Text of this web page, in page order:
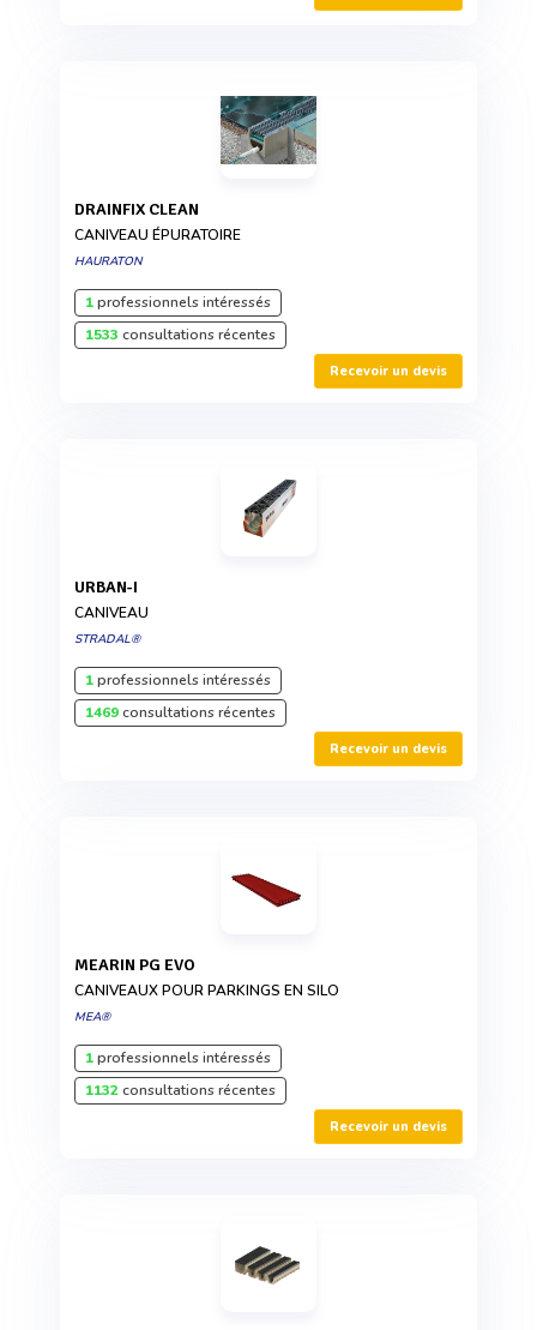
DRAINFIX CLEAN
CANIVEAU ÉPURATOIRE
HAURATON
1professionnels intéressés
1533 consultations récentes
Recevoir un devis
URBAN-I
CANIVEAU
STRADAL®
1professionnels intéressés
1469consultations récentes
Recevoir un devis
MEARIN PG EVO
CANIVEAUX POUR PARKINGS EN SILO
MEA®
1professionnels intéressés
1132consultations récentes
Recevoir un devis